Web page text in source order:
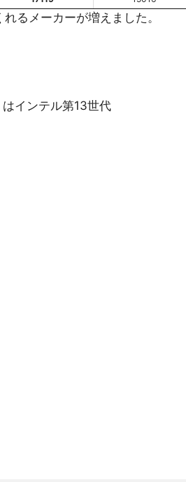
るメーカーが増えました。
インテル第13世代